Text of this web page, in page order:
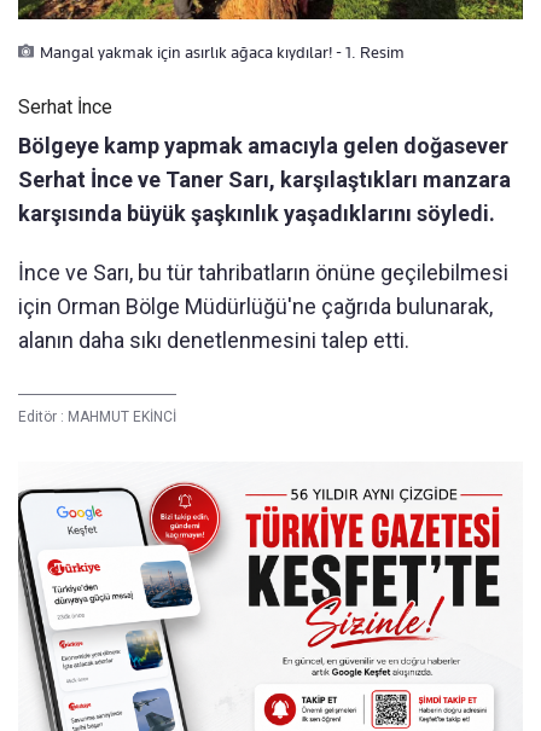
Mangal yakmak için asırlık ağaca kıydılar! - 1. Resim
Serhat İnce
Bölgeye kamp yapmak amacıyla gelen doğasever
Serhat İnce ve Taner Sarı, karşılaştıkları manzara
karşısında büyük şaşkınlık yaşadıklarını söyledi.
İnce ve Sarı, bu tür tahribatların önüne geçilebilmesi
için Orman Bölge Müdürlüğü'ne çağrıda bulunarak,
alanın daha sıkı denetlenmesini talep etti.
Editör : MAHMUT EKİNCİ